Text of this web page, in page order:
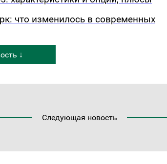
что изменилось в современных
↓
Следующая новость